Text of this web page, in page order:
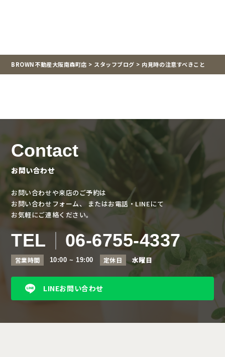
BROWN不動産大阪南森町店 > スタッフブログ > 内見時の注意すべきこと
Contact
お問い合わせ
お問い合わせや来店のご予約は
お問い合わせフォーム、
またはお電話・LINEにて
お気軽にご連絡ください。
TEL 06-6755-4337
営業時間 10:00 ~ 19:00 定休日 水曜日
LINEお問い合わせ